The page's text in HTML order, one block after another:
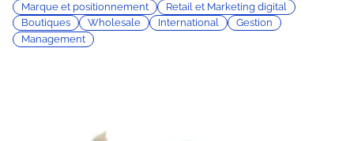
Marque et positionnement
Retail et Marketing digital
Boutiques
Wholesale International
Gestion
Management